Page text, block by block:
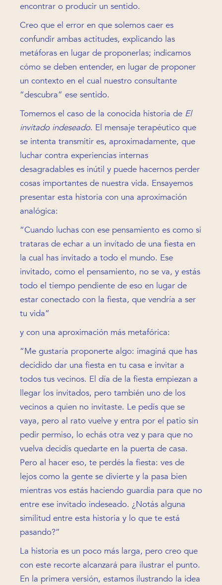
encontrar o producir un sentido.
Creo que el error en que solemos caer es
confundir ambas actitudes, explicando las
metáforas en lugar de proponerlas; indicamos
cómo se deben entender, en lugar de proponer
un contexto en el cual nuestro consultante
“descubra” ese sentido.
Tomemos el caso de la conocida historia de El
invitado indeseado. El mensaje terapéutico que
se intenta transmitir es, aproximadamente, que
luchar contra experiencias internas
desagradables es inútil y puede hacernos perder
cosas importantes de nuestra vida. Ensayemos
presentar esta historia con una aproximación
analógica:
“Cuando luchas con ese pensamiento es como si
trataras de echar a un invitado de una fiesta en
la cual has invitado a todo el mundo. Ese
invitado, como el pensamiento, no se va, y estás
todo el tiempo pendiente de eso en lugar de
estar conectado con la fiesta, que vendría a ser
tu vida”
y con una aproximación más metafórica:
“Me gustaría proponerte algo: imaginá que has
decidido dar una fiesta en tu casa e invitar a
todos tus vecinos. El día de la fiesta empiezan a
llegar los invitados, pero también uno de los
vecinos a quien no invitaste. Le pedís que se
vaya, pero al rato vuelve y entra por el patio sin
pedir permiso, lo echás otra vez y para que no
vuelva decidís quedarte en la puerta de casa.
Pero al hacer eso, te perdés la fiesta: ves de
lejos como la gente se divierte y la pasa bien
mientras vos estás haciendo guardia para que no
entre ese invitado indeseado. ¿Notás alguna
similitud entre esta historia y lo que te está
pasando?”
La historia es un poco más larga, pero creo que
con este recorte alcanzará para ilustrar el punto.
En la primera versión, estamos ilustrando la idea